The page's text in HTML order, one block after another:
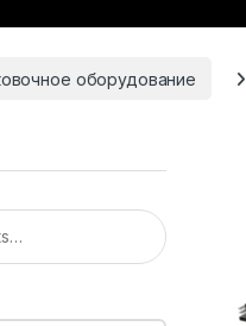
оборудование